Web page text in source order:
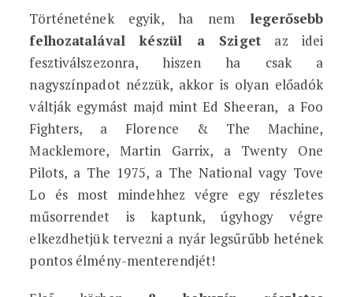
Történetének egyik, ha nem legerősebb
felhozatalával készül a Szigetaz idei
fesztiválszezonra, hiszen ha csak a
nagyszínpadot nézzük, akkor is olyan előadók
váltják egymást majd mint Ed Sheeran, a Foo
Fighters, a Florence & The Machine,
Macklemore, Martin Garrix, a Twenty One
Pilots, a The 1975, a The National vagy Tove
Lo és most mindehhez végre egy részletes
műsorrendet is kaptunk, úgyhogy végre
elkezdhetjük tervezni a nyár legsűrűbb hetének
pontos élmény-menterendjét!